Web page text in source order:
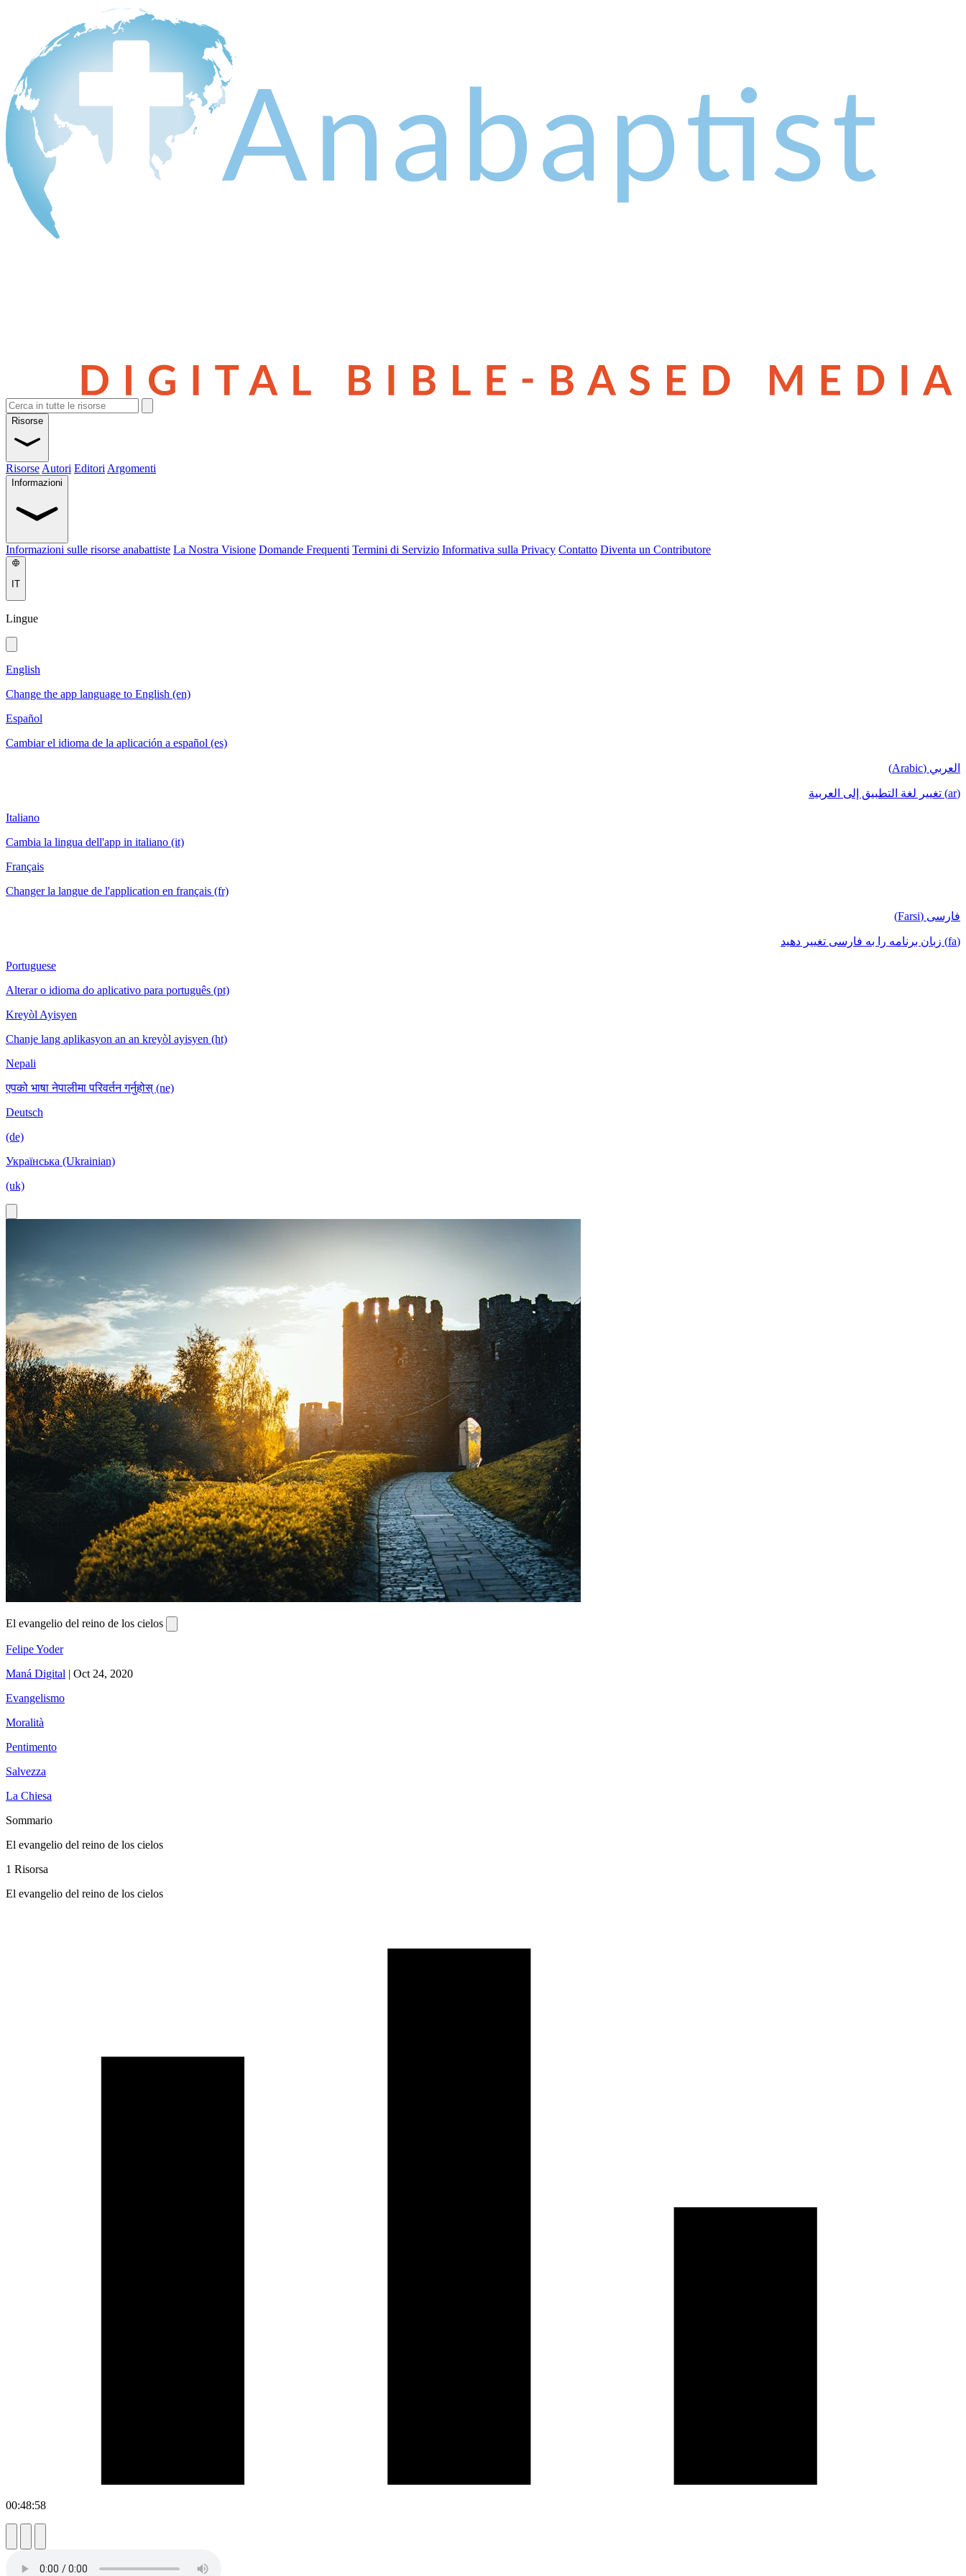
Risorse
Risorse Autori Editori Argomenti
Informazioni
Informazioni sulle risorse anabattiste La Nostra Visione Domande Frequenti Termini di Servizio Informativa sulla Privacy Contatto Diventa un Contributore
IT
Lingue
English
Change the app language to English (en)
Español
Cambiar el idioma de la aplicación a español (es)
العربي (Arabic)
(ar) تغيير لغة التطبيق إلى العربية
Italiano
Cambia la lingua dell'app in italiano (it)
Français
Changer la langue de l'application en français (fr)
فارسی (Farsi)
(fa) زبان برنامه را به فارسی تغییر دهید
Portuguese
Alterar o idioma do aplicativo para português (pt)
Kreyòl Ayisyen
Chanje lang aplikasyon an an kreyòl ayisyen (ht)
Nepali
एपको भाषा नेपालीमा परिवर्तन गर्नुहोस् (ne)
Deutsch
(de)
Українська (Ukrainian)
(uk)
El evangelio del reino de los cielos
Felipe Yoder
Maná Digital | Oct 24, 2020
Evangelismo
Moralità
Pentimento
Salvezza
La Chiesa
Sommario
El evangelio del reino de los cielos
1 Risorsa
El evangelio del reino de los cielos
00:48:58